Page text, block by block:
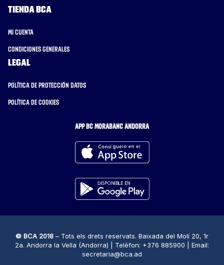
Tienda BCA
Mi cuenta
Condiciones generales
Legal
Política de protección datos
Política de cookies
APP BC MORABANC ANDORRA
© BCA 2018 – Tots els drets reservats. Baixada del Molí 20, 1r
2a. Andorra la Vella (Andorra) | Telèfon: +376 885900 | Email:
secretaria@bca.ad